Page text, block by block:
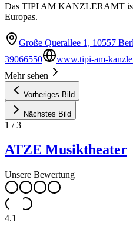
Das TIPI AM KANZLERAMT ist
Europas.
Große Querallee 1, 10557
39066550
www.tipi-am-
Mehr sehen
Vorheriges Bild
Nächstes Bild
1 /3
ATZE Musiktheater
Unsere Bewertung
4.1